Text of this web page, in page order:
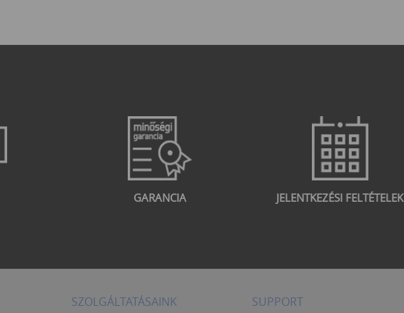
GARANCIA JELENTKEZÉSI FELTÉTELEK
SZOLGÁLTATÁSAINK SUPPORT